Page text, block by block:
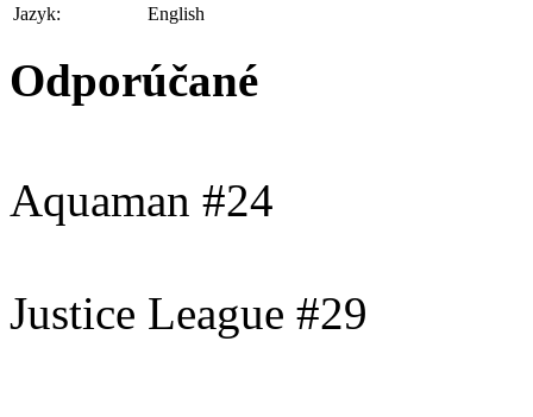
Jazyk:
English
Odporúčané
Aquaman #24
Justice League #29